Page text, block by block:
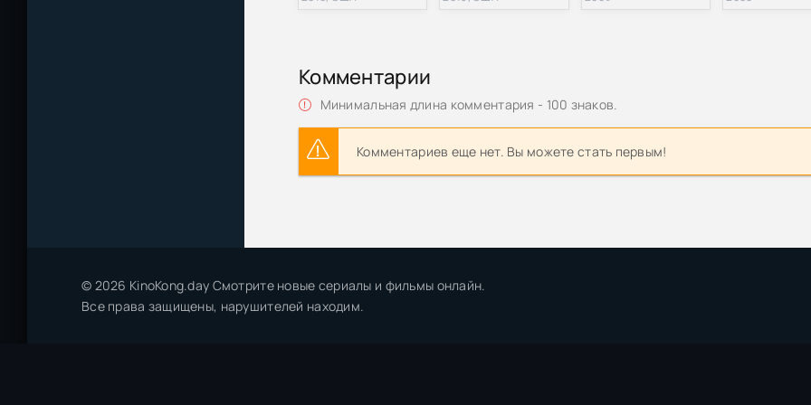
Комментарии
Минимальная длина комментария - 100 знаков.
Комментариев еще нет. Вы можете стать первым!
© 2026 KinoKong.day Смотрите новые сериалы и фильмы онлайн.
Все права защищены, нарушителей находим.